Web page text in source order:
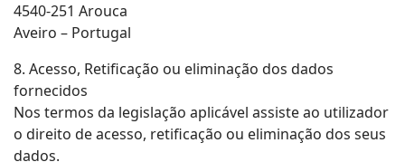
4540-251 Arouca
Aveiro – Portugal
8. Acesso, Retificação ou eliminação dos dados
fornecidos
Nos termos da legislação aplicável assiste ao utilizador
o direito de acesso, retificação ou eliminação dos seus
dados.